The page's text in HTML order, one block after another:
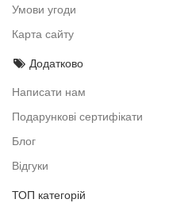
Умови угоди
Карта сайту
Додатково
Написати нам
Подарункові сертифікати
Блог
Відгуки
ТОП категорій